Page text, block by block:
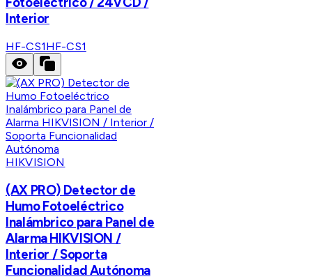
Interior
HF-CS1HF-CS1
HIKVISION
(AX PRO) Detector de
Humo Fotoeléctrico
Inalámbrico para Panel de
Alarma HIKVISION /
Interior / Soporta
Funcionalidad Autónoma